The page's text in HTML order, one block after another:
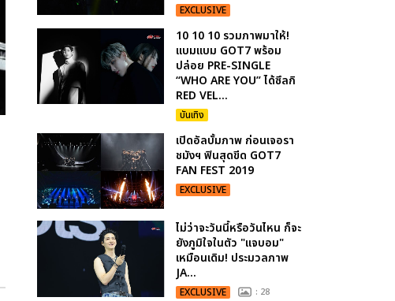
EXCLUSIVE
10 10 10 รวมภาพมาให้!
แบมแบม GOT7 พร้อม
ปล่อย PRE-SINGLE
“WHO ARE YOU” ได้ซึลกิ
RED VEL...
บันเทิง
เปิดอัลบั้มภาพ ก่อนเจอรา
ชมังฯ ฟินสุดขีด GOT7
FAN FEST 2019
EXCLUSIVE
ไม่ว่าจะวันนี้หรือวันไหน ก็จะ
ยังภูมิใจในตัว "แจบอม"
เหมือนเดิม! ประมวลภาพ
JA...
EXCLUSIVE : 28